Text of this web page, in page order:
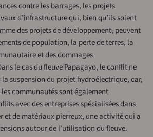
contre les barrages, les projets
d’infrastructure qui, bien qu’ils soient
des projets de développement, peuvent
de population, la perte de terres, la
et des dommages
le cas du fleuve Papagayo, le conflit ne
la suspension du projet hydroélectrique, car,
communautés sont également
avec des entreprises spécialisées dans
et de matériaux pierreux, une activité qui a
autour de l’utilisation du fleuve.